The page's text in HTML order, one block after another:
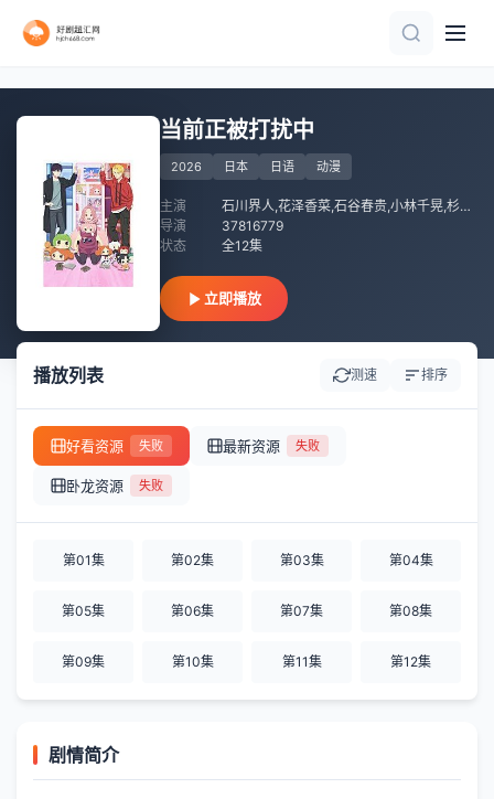
当前正被打扰中
2026 日本 日语 动漫
主演
石川界人,花泽香菜,石谷春贵,小林千晃,杉山里穗
导演
37816779
状态
全12集
立即播放
播放列表 测速 排序
好看资源 失败 最新资源 失败
卧龙资源 失败
第01集 第02集 第03集 第04集
第05集 第06集 第07集 第08集
第09集 第10集 第11集 第12集
剧情简介
第51集完结
更新至02集
更新至07集
HD中字|国语
正片
第12集完结
第14集
第45集完结
第14集
完结